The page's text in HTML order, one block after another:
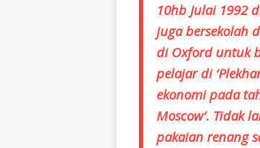
10hb Julai 1992
juga bersekolah
di Oxford untuk
pelajar di
ekonomi pada
Moscow’. Tidak
pakaian renang